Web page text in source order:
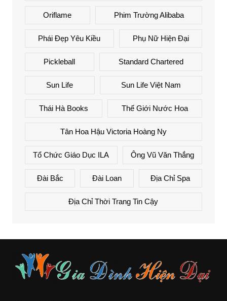
Oriflame Phim Trường Alibaba
Phái Đẹp Yêu Kiều Phụ Nữ Hiện Đại
Pickleball Standard Chartered
Sun Life Sun Life Việt Nam
Thái Hà Books Thế Giới Nước Hoa
Tân Hoa Hậu Victoria Hoàng Ny
Tổ Chức Giáo Dục ILA Ông Vũ Văn Thắng
Đài Bắc Đài Loan Địa Chỉ Spa
Địa Chỉ Thời Trang Tin Cậy